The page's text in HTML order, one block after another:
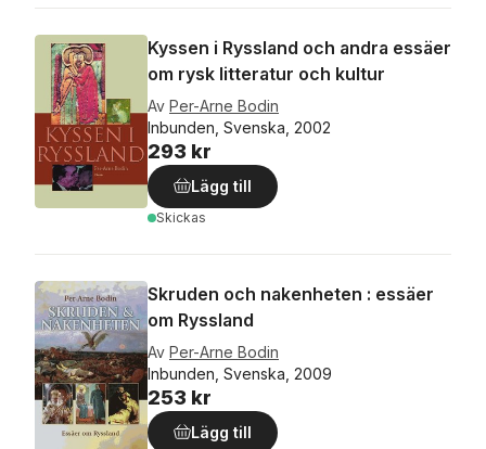
Kyssen i Ryssland och andra essäer
om rysk litteratur och kultur
Av Per-Arne Bodin
Inbunden, Svenska, 2002
293 kr
Lägg till
Skickas
Skruden och nakenheten : essäer
om Ryssland
Av Per-Arne Bodin
Inbunden, Svenska, 2009
253 kr
Lägg till